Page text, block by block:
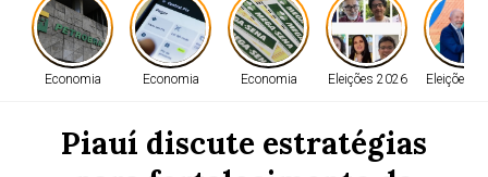
Economia Economia Economia Eleições 2026 Eleições
Piauí discute estratégias